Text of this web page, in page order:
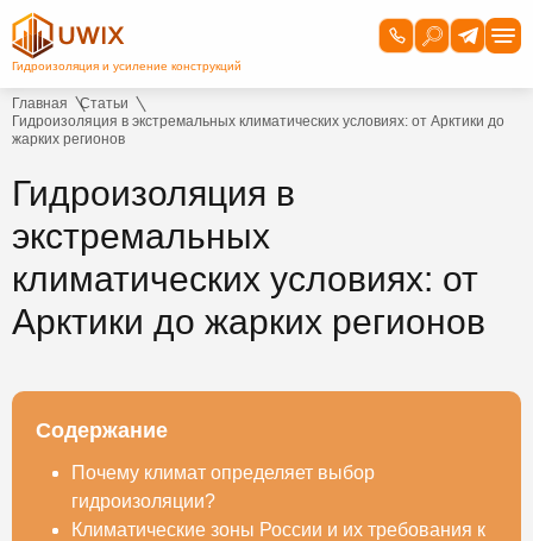
Главная
Статьи
Гидроизоляция в экстремальных климатических условиях: от Арктики до
жарких регионов
Гидроизоляция в
экстремальных
климатических условиях: от
Арктики до жарких регионов
Содержание
Почему климат определяет выбор
гидроизоляции?
Климатические зоны России и их требования к